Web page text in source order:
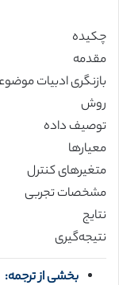
چکیده
مقدمه
بازنگری ادبیات
روش
توصیف داده
معیارها
متغیرهای کنترل
مشخصات تجربی
نتایج
نتیجه‌گیری
بخشی از ترجمه: